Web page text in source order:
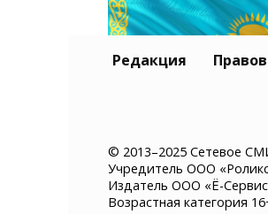
Казахстан хочет
платное
въезд для
Редакция
© 2013–2025 Сетевое
Учредитель ООО
Издатель ООО «Ё-
Возрастная категория